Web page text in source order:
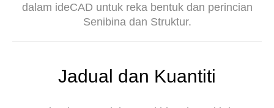
dalam ideCAD untuk reka bentuk dan perincian
Senibina dan Struktur.
Jadual dan Kuantiti